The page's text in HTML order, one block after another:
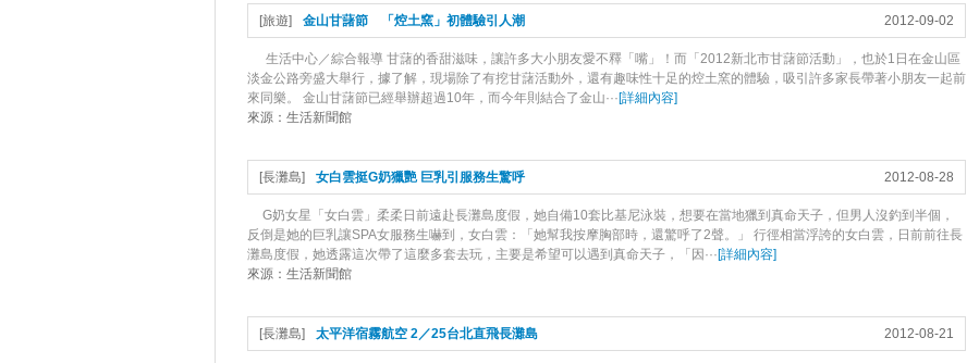
2012-09-02
[旅遊] 金山甘藷節 「焢土窯」初體驗引人潮
生活中心／綜合報導 甘藷的香甜滋味，讓許多大小朋友愛不釋「嘴」！而「2012新北市甘藷節活動」，也於1日在金山區
淡金公路旁盛大舉行，據了解，現場除了有挖甘藷活動外，還有趣味性十足的焢土窯的體驗，吸引許多家長帶著小朋友一起前
來同樂。 金山甘藷節已經舉辦超過10年，而今年則結合了金山···[詳細內容]
來源： 生活新聞館
2012-08-28
[長灘島] 女白雲挺G奶獵艷 巨乳引服務生驚呼
G奶女星「女白雲」柔柔日前遠赴長灘島度假，她自備10套比基尼泳裝，想要在當地獵到真命天子，但男人沒釣到半個，
反倒是她的巨乳讓SPA女服務生嚇到，女白雲：「她幫我按摩胸部時，還驚呼了2聲。」 行徑相當浮誇的女白雲，日前前往長
灘島度假，她透露這次帶了這麼多套去玩，主要是希望可以遇到真命天子，「因···[詳細內容]
來源： 生活新聞館
2012-08-21
[長灘島] 太平洋宿霧航空 2／25台北直飛長灘島